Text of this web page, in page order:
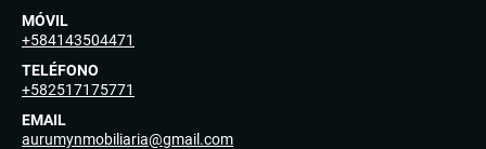
MÓVIL
+584143504471
TELÉFONO
+582517175771
EMAIL
aurumynmobiliaria@gmail.com